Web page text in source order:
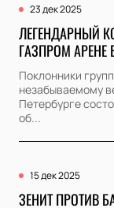
23 дек 2025
ЛЕГЕНДАРНЫЙ
ГАЗПРОМ АРЕНЕ
Поклонники
незабываемому
Петербурге
об...
15 дек 2025
ЗЕНИТ ПРОТИВ